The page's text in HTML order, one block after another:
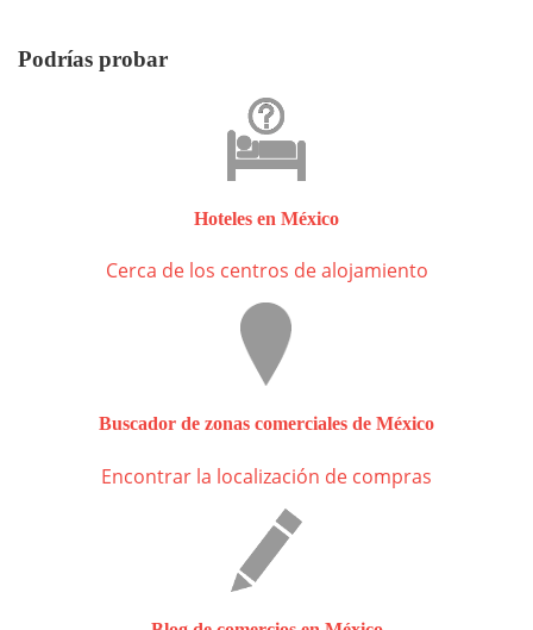
Podrías probar
Hoteles en México
Cerca de los centros de alojamiento
Buscador de zonas comerciales de México
Encontrar la localización de compras